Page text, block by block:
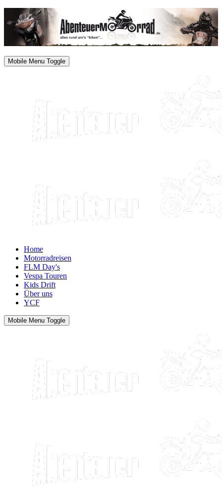
Mobile Menu Toggle
Home
Motorradreisen
FLM Day's
Vespa Touren
Kids Drift
Über uns
YCF
Mobile Menu Toggle